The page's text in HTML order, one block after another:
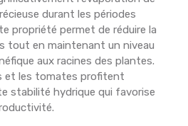
durant les périodes
propriété permet de réduire la
tout en maintenant un niveau
aux racines des plantes.
et les tomates profitent
stabilité hydrique qui favorise